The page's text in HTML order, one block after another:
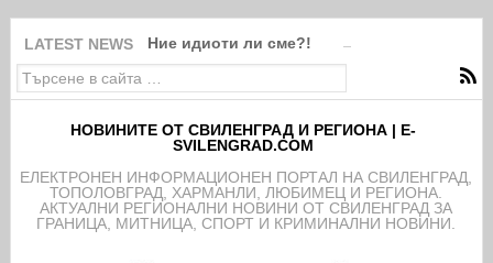
LATEST NEWS Ние идиоти ли сме?!
НОВИНИТЕ ОТ СВИЛЕНГРАД И РЕГИОНА | E-
SVILENGRAD.COM
EЛЕКТРОНЕН ИНФОРМАЦИОНЕН ПОРТАЛ НА СВИЛЕНГРАД,
ТОПОЛОВГРАД, ХАРМАНЛИ, ЛЮБИМЕЦ И РЕГИОНА.
АКТУАЛНИ РЕГИОНАЛНИ НОВИНИ ОТ СВИЛЕНГРАД ЗА
ГРАНИЦА, МИТНИЦА, СПОРТ И КРИМИНАЛНИ НОВИНИ.